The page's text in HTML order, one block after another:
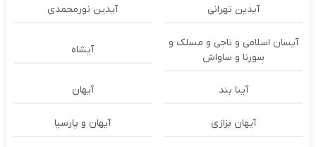
آیدین تهرانی آیدین نورمحمدی
آیسان اسلامی و ناجی و مسلک و
سورنا و ساواش
آیشاه
آینا بند آیهان
آیهان بزازی آیهان و پارسیا